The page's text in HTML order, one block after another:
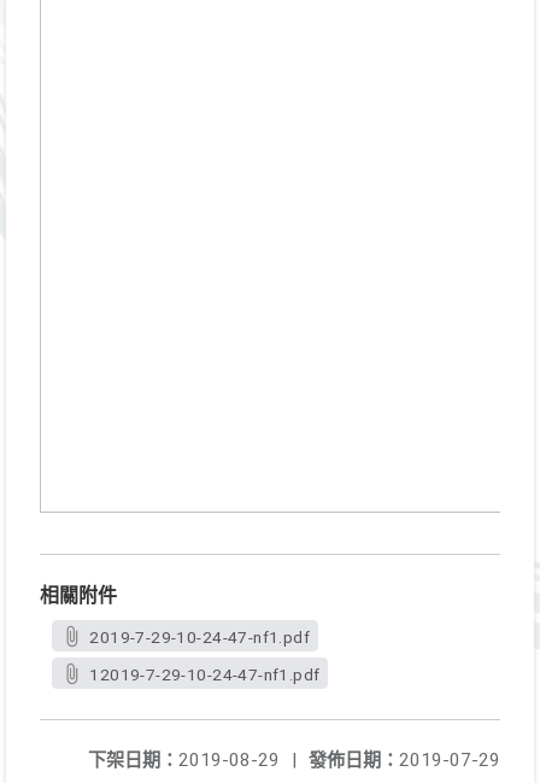
相關附件
2019-7-29-10-24-47-nf1.pdf
12019-7-29-10-24-47-nf1.pdf
發佈日期： 2019-07-29
下架日期： 2019-08-29
|